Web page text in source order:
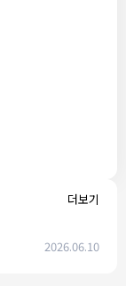
더보기
2026.06.10